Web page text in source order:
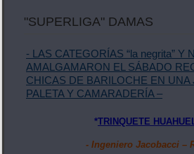
"SUPERLIGA" DAMAS
- LAS CATEGORÍAS “la negrita” Y
AMALGAMARON EL SÁBADO
CHICAS DE BARILOCHE EN UNA
PALETA Y CAMARADERÍA –
*TRINQUETE
- Ingeniero Jacobacci –